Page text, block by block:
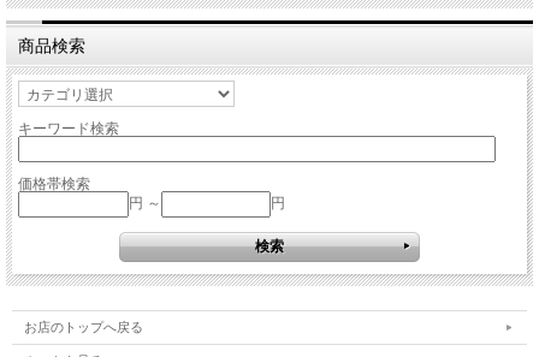
商品検索
キーワード検索
価格帯検索
円 ～
円
お店のトップへ戻る